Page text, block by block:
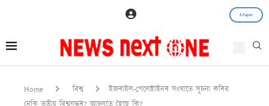
E-Paper
Home বিশ্ব
ইজৰাইল-পেলেষ্টাইনৰ সংঘাতে সূচনা কৰিব